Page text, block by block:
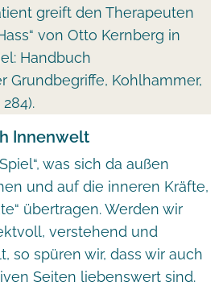
greift den Therapeuten
von Otto Kernberg in
Handbuch
Grundbegriffe, Kohlhammer,
Innenwelt
was sich da außen
und auf die inneren Kräfte,
übertragen. Werden wir
verstehend und
so spüren wir, dass wir auch
Seiten liebenswert sind.